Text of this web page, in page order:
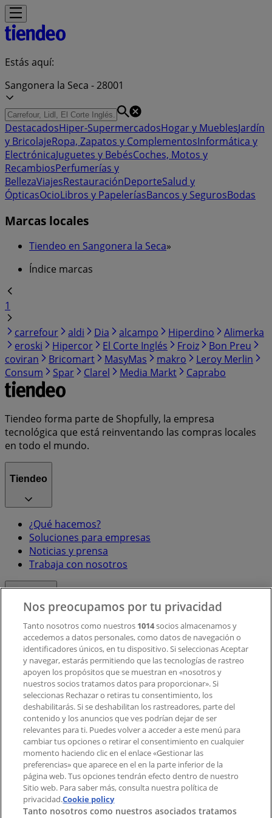
Estás aquí:
Sangonera la Seca - 28001
DestacadosHiper-SupermercadosHogar y MueblesJardín
y BricolajeRopa, Zapatos y ComplementosInformática y
ElectrónicaJuguetes y BebésCoches, Motos y
RecambiosPerfumerías y
BellezaViajesRestauraciónDeporteSalud y
ÓpticasOcioLibros y PapeleríasBancos y SegurosBodas
Marcas locales
Tiendeo en Sangonera la Seca»
Índice marcas
1
carrefour
aldi Dia alcampo Hiperdino
Alimerka
eroski
Hipercor El Corte Inglés Froiz
Bon Preu
coviran
Bricomart MasyMas makro
Leroy Merlin
Consum
Spar Clarel Media Markt Caprabo
Tiendeo forma parte de Shopfully, la empresa
tecnológica que está reinventando las compras locales
en todo el mundo.
Tiendeo
¿Qué hacemos?
Soluciones para empresas
Noticias y prensa
Trabaja con nosotros
Contacto comercial y de marketing
Tienda mal colocada en el mapa
Notificar un folleto
¿Encontraste un problema en la web o en la
aplicación?
Índices
Marcas
Marcas locales
Negocios
Negocios cercanos
Nos preocupamos por tu privacidad
Tanto nosotros como nuestros 1014socios almacenamos y
accedemos a datos personales, como datos de navegación o
identificadores únicos, en tu dispositivo. Si seleccionas Aceptar
y navegar, estarás permitiendo que las tecnologías de rastreo
apoyen los propósitos que se muestran en «nosotros y
nuestros socios tratamos datos para proporcionar». Si
seleccionas Rechazar o retiras tu consentimiento, los
deshabilitarás. Si se deshabilitan los rastreadores, parte del
contenido y los anuncios que ves podrían dejar de ser
relevantes para ti. Puedes volver a acceder a este menú para
cambiar tus opciones o retirar el consentimiento en cualquier
momento haciendo clic en el enlace «Gestionar las
preferencias» que aparece en el en la parte inferior de la
página web. Tus opciones tendrán efecto dentro de nuestro
Sitio web. Para saber más, consulta nuestra política de
privacidad.Cookie policy
Tanto nosotros como nuestros asociados tratamos